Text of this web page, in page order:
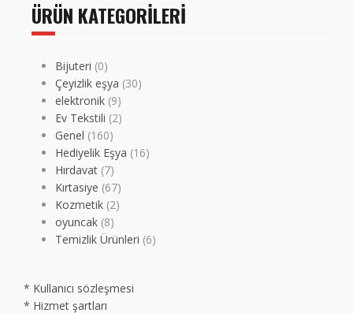
ÜRÜN KATEGORILERI
Bijuteri (0)
Çeyizlik eşya (30)
elektronik (9)
Ev Tekstili (2)
Genel (160)
Hediyelik Eşya (16)
Hırdavat (7)
Kırtasiye (67)
Kozmetik (2)
oyuncak (8)
Temizlik Ürünleri (6)
* Kullanıcı sözleşmesi
* Hizmet şartları